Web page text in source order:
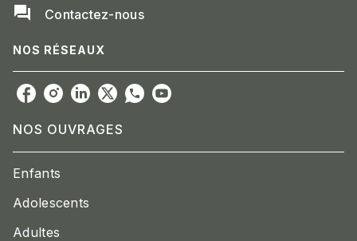
question_answer Contactez-nous
NOS RÉSEAUX
NOS OUVRAGES
Enfants
Adolescents
Adultes